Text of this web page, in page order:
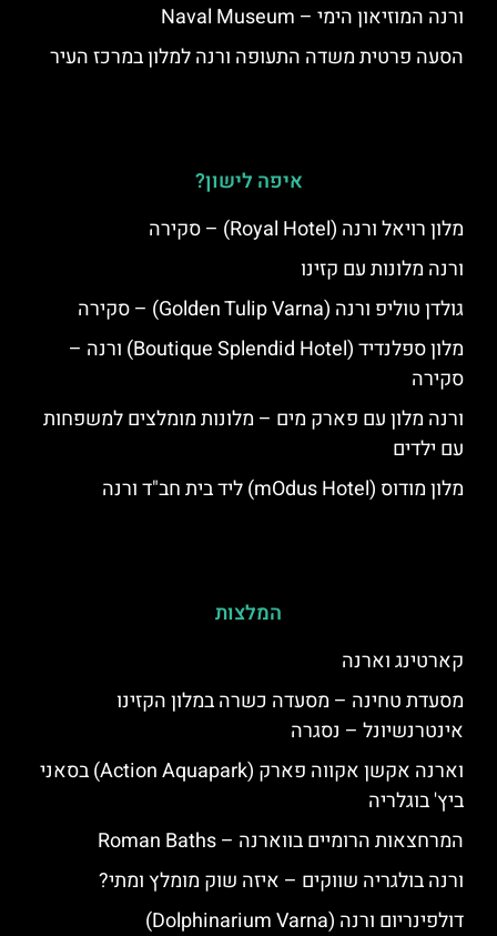
ורנה המוזיאון הימי – Naval Museum
הסעה פרטית משדה התעופה ורנה למלון במרכז העיר
איפה לישון?
מלון רויאל ורנה (Royal Hotel) – סקירה
ורנה מלונות עם קזינו
גולדן טוליפ ורנה (Golden Tulip Varna) – סקירה
מלון ספלנדיד (Boutique Splendid Hotel) ורנה –
סקירה
ורנה מלון עם פארק מים – מלונות מומלצים למשפחות
עם ילדים
מלון מודוס (mOdus Hotel) ליד בית חב"ד ורנה
המלצות
קארטינג וארנה
מסעדת טחינה – מסעדה כשרה במלון הקזינו
אינטרנשיונל – נסגרה
וארנה אקשן אקווה פארק (Action Aquapark) בסאני
ביץ' בוגלריה
המרחצאות הרומיים בווארנה – Roman Baths
ורנה בולגריה שווקים – איזה שוק מומלץ ומתי?
דולפינריום ורנה (Dolphinarium Varna)